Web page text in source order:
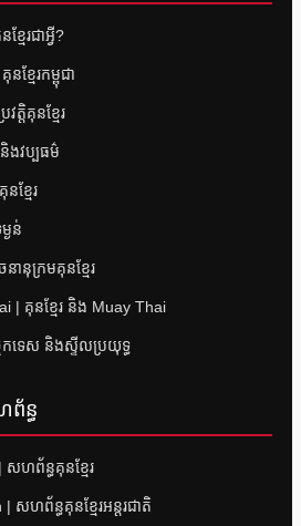
ែរជាអ្វី?
មែរកម្ពុជា
តិគុនខ្មែរ
ងវប្បធម៌
ខ្មែរ
ងន់
ានុក្រមគុនខ្មែរ
| គុនខ្មែរ និង Muay Thai
កទេស និងស្ទីលប្រយុទ្ធ
ន្ធ
ហព័ន្ធគុនខ្មែរ
ហព័ន្ធគុនខ្មែរអន្តរជាតិ